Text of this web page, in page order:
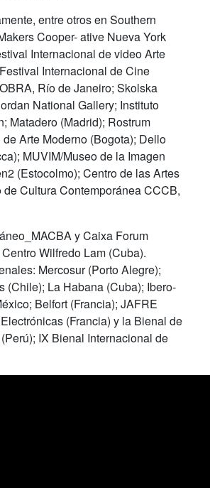
entre otros en Southern
Cooper- ative Nueva York
Internacional de video Arte
Internacional de Cine
Río de Janeiro; Skolska
National Gallery; Instituto
Matadero (Madrid); Rostrum
Arte Moderno (Bogota); Dello
MUVIM/Museo de la Imagen
(Estocolmo); Centro de las Artes
de Cultura Contemporánea CCCB,
y Caixa Forum
Wilfredo Lam (Cuba).
Mercosur (Porto Alegre);
(Chile); La Habana (Cuba); Ibero-
Belfort (Francia); JAFRE
(Francia) y la Bienal de
IX Bienal Internacional de